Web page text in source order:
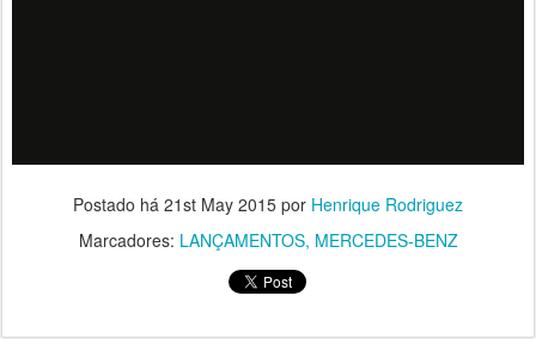
Postado há 21st May 2015 por Henrique Rodriguez
Marcadores: LANÇAMENTOS MERCEDES-BENZ